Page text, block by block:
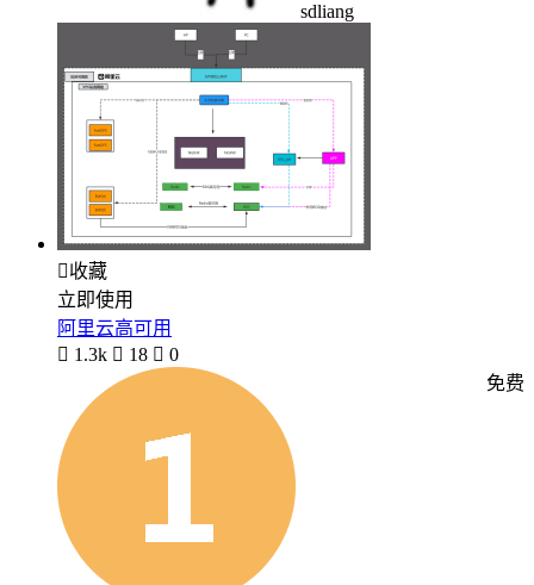
sdliang
收藏
立即使用
阿里云高可用
 1.3k  18  0
免费